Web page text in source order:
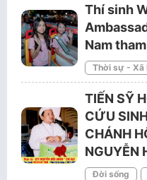
Thí sinh
Nam
Thời sự - Xã
TIẾN SỸ
CỨU
CHÁNH
NGUYỄN
Đời sống